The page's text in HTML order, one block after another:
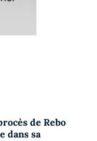
de Rebo
dans sa